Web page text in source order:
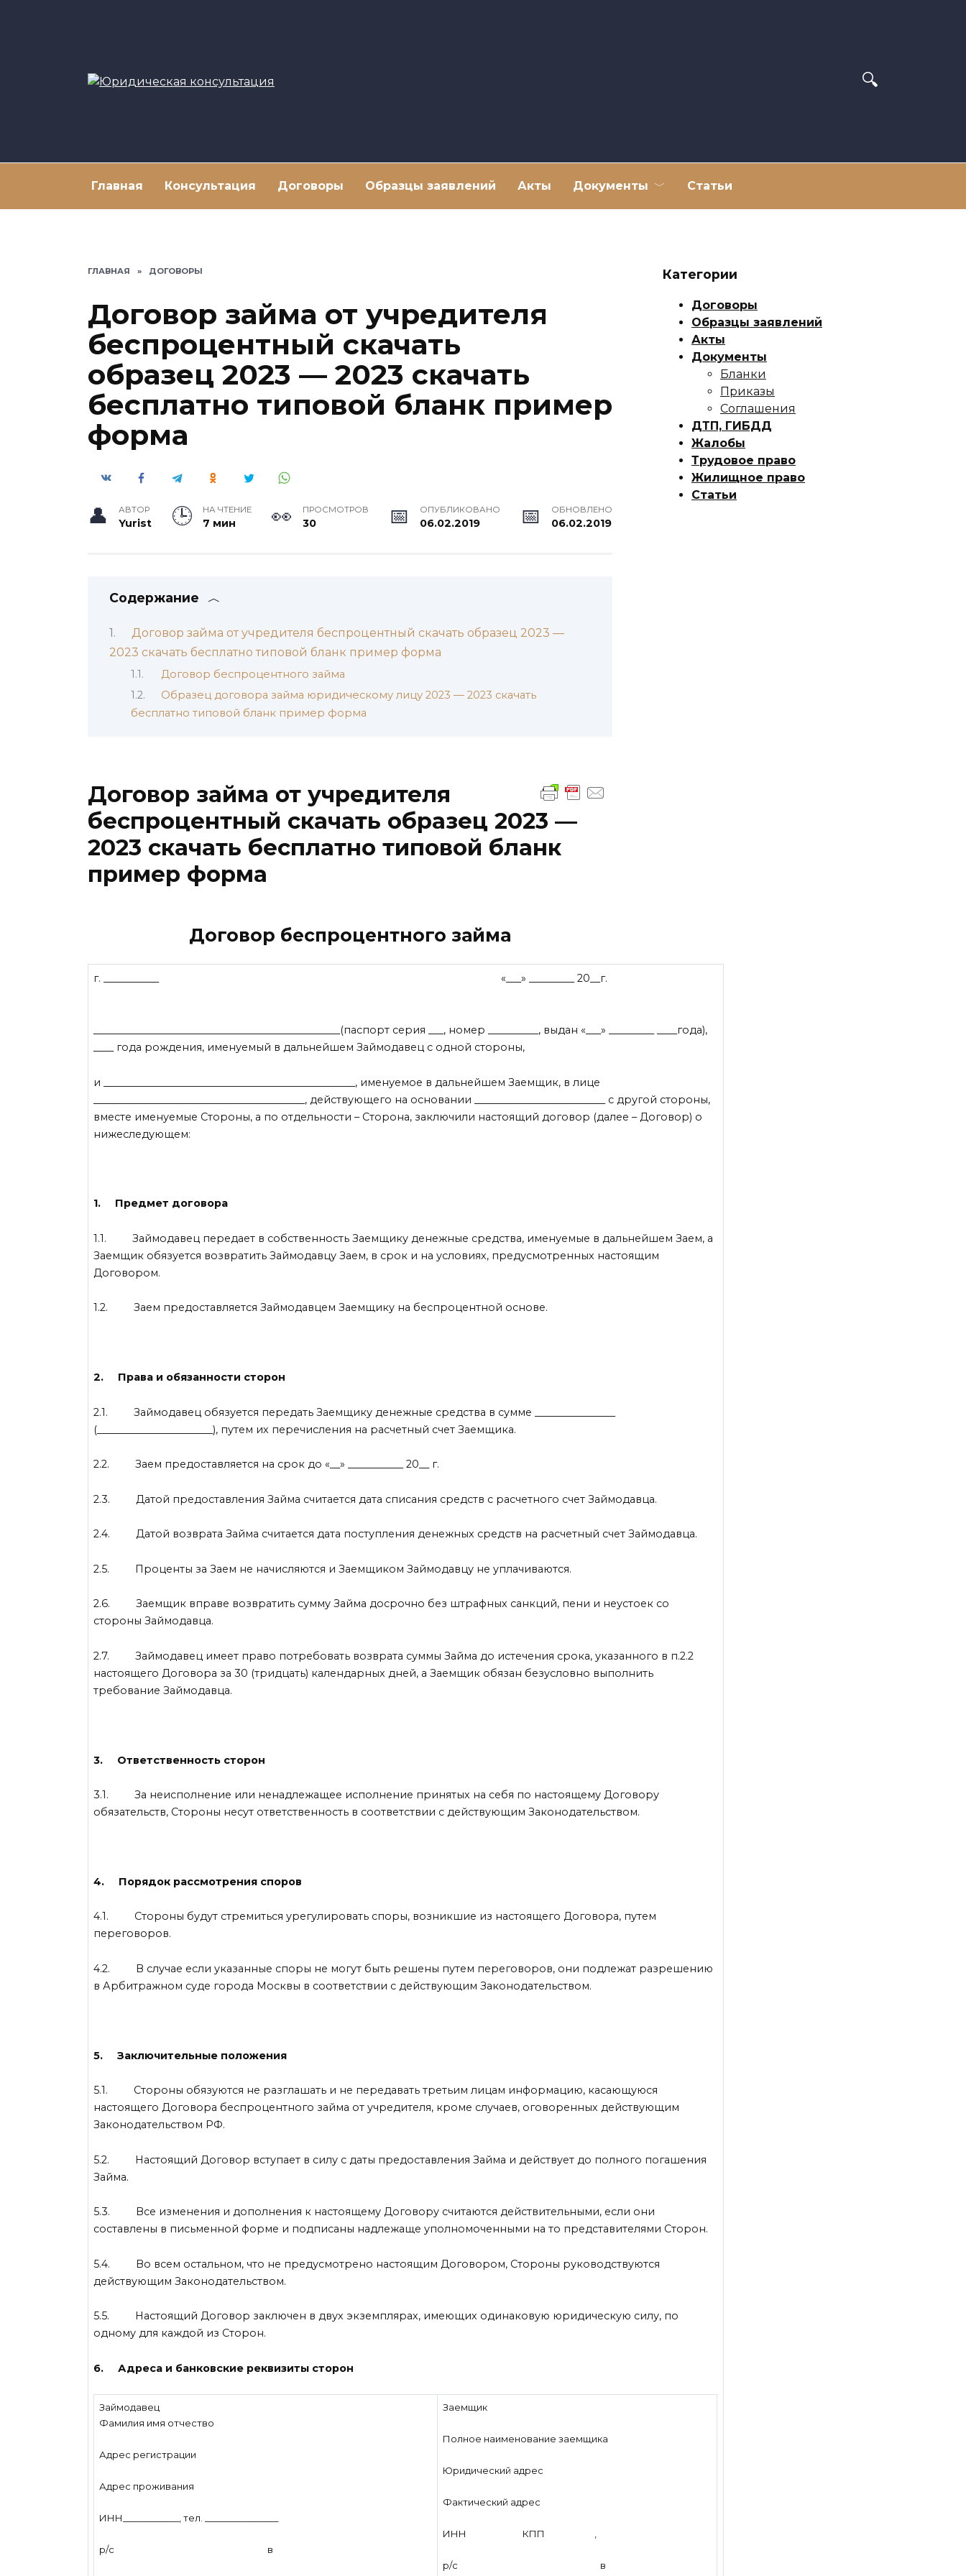
Главная Консультация Договоры Образцы заявлений Акты Документы Статьи
ГЛАВНАЯ » ДОГОВОРЫ
Договор займа от учредителя
беспроцентный скачать
образец 2023 — 2023 скачать
бесплатно типовой бланк пример
форма
АВТОР
Yurist
НА ЧТЕНИЕ
7 мин
ПРОСМОТРОВ
30
ОПУБЛИКОВАНО
06.02.2019
ОБНОВЛЕНО
06.02.2019
Содержание
Договор займа от учредителя беспроцентный скачать образец 2023 —
2023 скачать бесплатно типовой бланк пример форма
Договор беспроцентного займа
Образец договора займа юридическому лицу 2023 — 2023 скачать
бесплатно типовой бланк пример форма
Договор займа от учредителя
беспроцентный скачать образец 2023 —
2023 скачать бесплатно типовой бланк
пример форма
Договор беспроцентного займа
г. ___________ «___» _________ 20__г.
_________________________________________________(паспорт серия ___, номер __________, выдан «___» _________ ____года),
____ года рождения, именуемый в дальнейшем Займодавец с одной стороны,
и __________________________________________________, именуемое в дальнейшем Заемщик, в лице
__________________________________________, действующего на основании __________________________ с другой стороны,
вместе именуемые Стороны, а по отдельности – Сторона, заключили настоящий договор (далее – Договор) о
нижеследующем:
1. Предмет договора
1.1. Займодавец передает в собственность Заемщику денежные средства, именуемые в дальнейшем Заем, а
Заемщик обязуется возвратить Займодавцу Заем, в срок и на условиях, предусмотренных настоящим
Договором.
1.2. Заем предоставляется Займодавцем Заемщику на беспроцентной основе.
2. Права и обязанности сторон
2.1. Займодавец обязуется передать Заемщику денежные средства в сумме ________________
(_______________________), путем их перечисления на расчетный счет Заемщика.
2.2. Заем предоставляется на срок до «__» ___________ 20__ г.
2.3. Датой предоставления Займа считается дата списания средств с расчетного счет Займодавца.
2.4. Датой возврата Займа считается дата поступления денежных средств на расчетный счет Займодавца.
2.5. Проценты за Заем не начисляются и Заемщиком Займодавцу не уплачиваются.
2.6. Заемщик вправе возвратить сумму Займа досрочно без штрафных санкций, пени и неустоек со
стороны Займодавца.
2.7. Займодавец имеет право потребовать возврата суммы Займа до истечения срока, указанного в п.2.2
настоящего Договора за 30 (тридцать) календарных дней, а Заемщик обязан безусловно выполнить
требование Займодавца.
3. Ответственность сторон
3.1. За неисполнение или ненадлежащее исполнение принятых на себя по настоящему Договору
обязательств, Стороны несут ответственность в соответствии с действующим Законодательством.
4. Порядок рассмотрения споров
4.1. Стороны будут стремиться урегулировать споры, возникшие из настоящего Договора, путем
переговоров.
4.2. В случае если указанные споры не могут быть решены путем переговоров, они подлежат разрешению
в Арбитражном суде города Москвы в соответствии с действующим Законодательством.
5. Заключительные положения
5.1. Стороны обязуются не разглашать и не передавать третьим лицам информацию, касающуюся
настоящего Договора беспроцентного займа от учредителя, кроме случаев, оговоренных действующим
Законодательством РФ.
5.2. Настоящий Договор вступает в силу с даты предоставления Займа и действует до полного погашения
Займа.
5.3. Все изменения и дополнения к настоящему Договору считаются действительными, если они
составлены в письменной форме и подписаны надлежаще уполномоченными на то представителями Сторон.
5.4. Во всем остальном, что не предусмотрено настоящим Договором, Стороны руководствуются
действующим Законодательством.
5.5. Настоящий Договор заключен в двух экземплярах, имеющих одинаковую юридическую силу, по
одному для каждой из Сторон.
6. Адреса и банковские реквизиты сторон
Займодавец
Фамилия имя отчество
Адрес регистрации
Адрес проживания
ИНН_____________, тел. _________________
р/с в
Заемщик
Полное наименование заемщика
Юридический адрес
Фактический адрес
ИНН КПП ,
р/с в
Категории
Договоры
Образцы заявлений
Акты
Документы
Бланки
Приказы
Соглашения
ДТП, ГИБДД
Жалобы
Трудовое право
Жилищное право
Статьи